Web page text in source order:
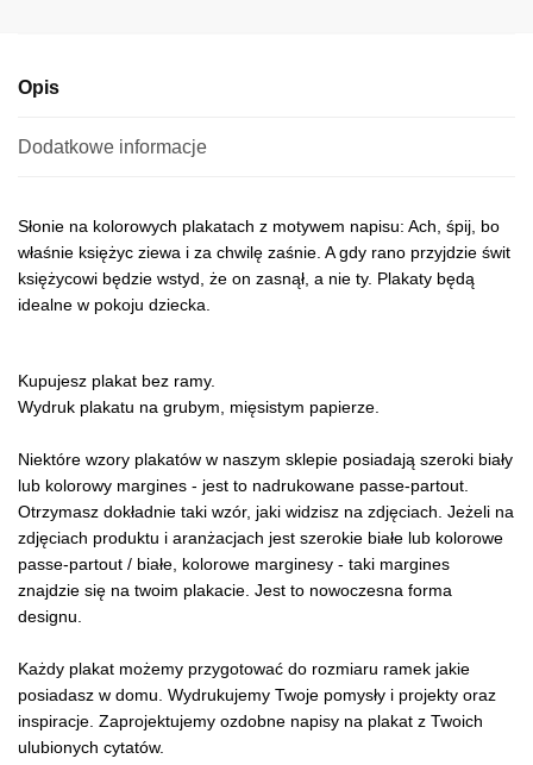
Opis
Dodatkowe informacje
Słonie na kolorowych plakatach z motywem napisu: Ach, śpij, bo
właśnie księżyc ziewa i za chwilę zaśnie. A gdy rano przyjdzie świt
księżycowi będzie wstyd, że on zasnął, a nie ty. Plakaty będą
idealne w pokoju dziecka.
Kupujesz plakat bez ramy.
Wydruk plakatu na grubym, mięsistym papierze.
Niektóre wzory plakatów w naszym sklepie posiadają szeroki biały
lub kolorowy margines - jest to nadrukowane passe-partout.
Otrzymasz dokładnie taki wzór, jaki widzisz na zdjęciach. Jeżeli na
zdjęciach produktu i aranżacjach jest szerokie białe lub kolorowe
passe-partout / białe, kolorowe marginesy - taki margines
znajdzie się na twoim plakacie. Jest to nowoczesna forma
designu.
Każdy plakat możemy przygotować do rozmiaru ramek jakie
posiadasz w domu. Wydrukujemy Twoje pomysły i projekty oraz
inspiracje. Zaprojektujemy ozdobne napisy na plakat z Twoich
ulubionych cytatów.